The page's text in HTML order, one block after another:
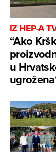
IZ HEP-A
“Ako
u